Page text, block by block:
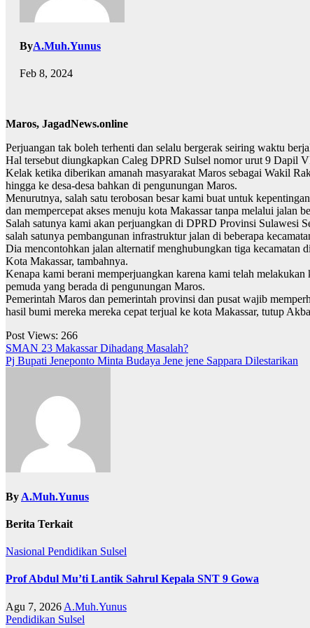
ByA.Muh.Yunus
Feb 8, 2024
Maros, JagadNews.online
Perjuangan tak boleh terhenti dan selalu bergerak seiring waktu
Hal tersebut diungkapkan Caleg DPRD Sulsel nomor urut 9 Dapil
Kelak ketika diberikan amanah masyarakat Maros sebagai Wakil
hingga ke desa-desa bahkan di pengunungan Maros.
Menurutnya, salah satu terobosan besar kami buat untuk
dan mempercepat akses menuju kota Makassar tanpa melalui jalan
Salah satunya kami akan perjuangkan di DPRD Provinsi Sulawesi
salah satunya pembangunan infrastruktur jalan di beberapa
Dia mencontohkan jalan alternatif menghubungkan tiga kecamatan
Kota Makassar, tambahnya.
Kenapa kami berani memperjuangkan karena kami telah
pemuda yang berada di pengunungan Maros.
Pemerintah Maros dan pemerintah provinsi dan pusat wajib
hasil bumi mereka mereka cepat terjual ke kota Makassar, tutup
Post Views: 266
Navigasi
pos
SMAN 23 Makassar Dihadang Masalah?
Pj Bupati Jeneponto Minta Budaya Jene jene Sappara Dilestarikan
By A.Muh.Yunus
Berita Terkait
Nasional Pendidikan Sulsel
Prof Abdul Mu’ti Lantik Sahrul Kepala SNT 9 Gowa
Agu 7, 2026 A.Muh.Yunus
Pendidikan Sulsel